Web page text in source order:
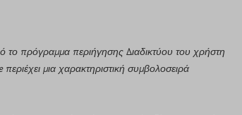
το πρόγραμμα περιήγησης Διαδικτύου του χρήστη
μια χαρακτηριστική συμβολοσειρά